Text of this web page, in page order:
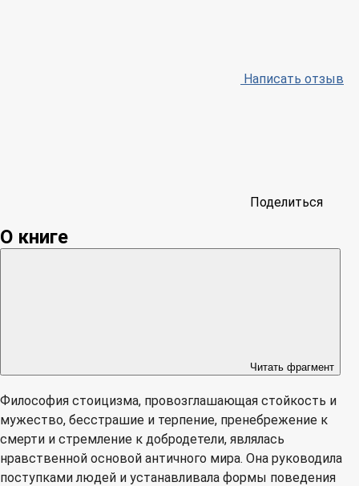
Написать отзыв
Поделиться
О книге
Читать фрагмент
Философия стоицизма, провозглашающая стойкость и
мужество, бесстрашие и терпение, пренебрежение к
смерти и стремление к добродетели, являлась
нравственной основой античного мира. Она руководила
поступками людей и устанавливала формы поведения